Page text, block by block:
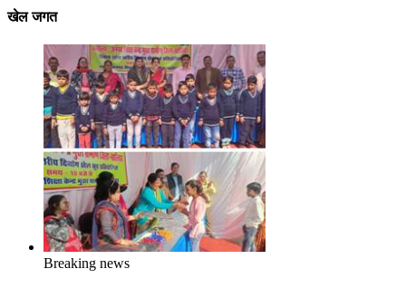
खेल जगत
Breaking news